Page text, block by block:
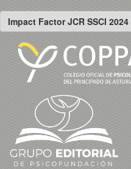
Impact Factor JCR SSCI 2024